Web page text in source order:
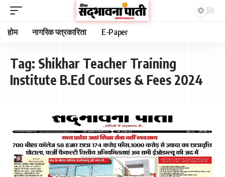
होम नागरिक पत्रकारिता E-Paper
Tag: Shikhar Teacher Training
Institute B.Ed Courses & Fees 2024